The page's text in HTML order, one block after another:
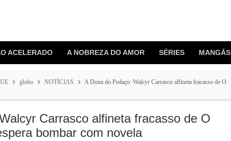
ACELERADO A NOBREZA DO AMOR SÉRIES MANGÁS
globo NOTÍCIAS
A Dona do Pedaço: Walcyr Carrasco alfineta fracasso de O
Carrasco alfineta fracasso de O
bombar com novela